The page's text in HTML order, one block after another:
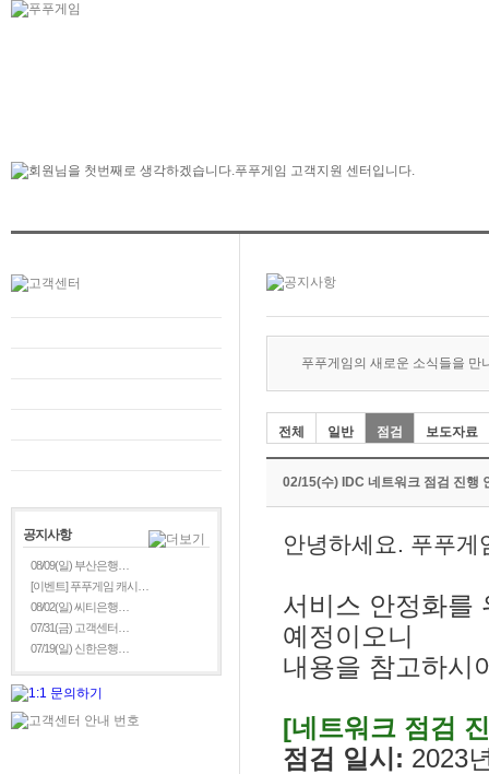
공지사항
08/09(일) 부산은행…
[이벤트] 푸푸게임 캐시…
08/02(일) 씨티은행…
07/31(금) 고객센터…
07/19(일) 신한은행…
푸푸게임의 새로운 소식들을 만
전체 일반 점검 보도자료
02/15(수) IDC 네트워크 점검 진행
안녕하세요. 푸푸게
서비스 안정화를
예정이오니
내용을 참고하시
[네트워크 점검
점검 일시: 2023